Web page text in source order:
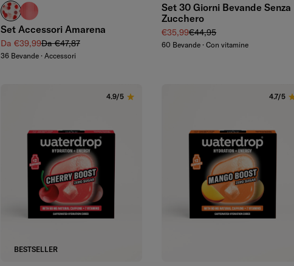
Bottiglia in Vetro
Bicchieri con Scanalatura in Rilievo
Set Accessori Amarena
Prezzo di vendita
Da €39,99Prezzo regolare
Da €47,87
36 Bevande · Accessori
Set 30 Giorni Bevande Senza
Zucchero
Prezzo di vendita
€35,99Prezzo regolare
€44,95
60 Bevande · Con vitamine
BESTSELLER
4.9/5 4.7/5